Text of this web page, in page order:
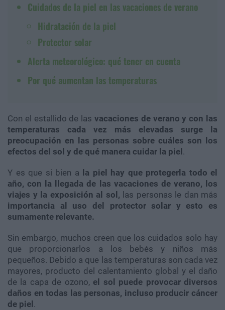
Cuidados de la piel en las vacaciones de verano
Hidratación de la piel
Protector solar
Alerta meteorológico: qué tener en cuenta
Por qué aumentan las temperaturas
Con el estallido de las vacaciones de verano y con las
temperaturas cada vez más elevadas surge la
preocupación en las personas sobre cuáles son los
efectos del sol y de qué manera cuidar la piel .
Y es que si bien a
la piel hay que protegerla todo el
año, con la llegada de las vacaciones de verano, los
viajes y la exposición al sol, las personas le dan más
importancia al uso del protector solar y esto es
sumamente relevante.
Sin embargo, muchos creen que los cuidados solo hay
que proporcionarlos a los bebés y niños más
pequeños. Debido a que las temperaturas son cada vez
mayores, producto del calentamiento global y el daño
de la capa de ozono, el sol puede provocar diversos
daños en todas las personas, incluso producir cáncer
de piel .